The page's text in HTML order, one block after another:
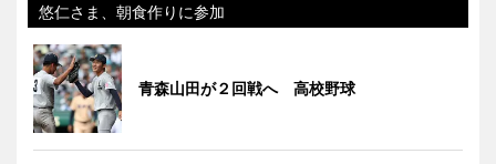
悠仁さま、朝食作りに参加
青森山田が２回戦へ 高校野球